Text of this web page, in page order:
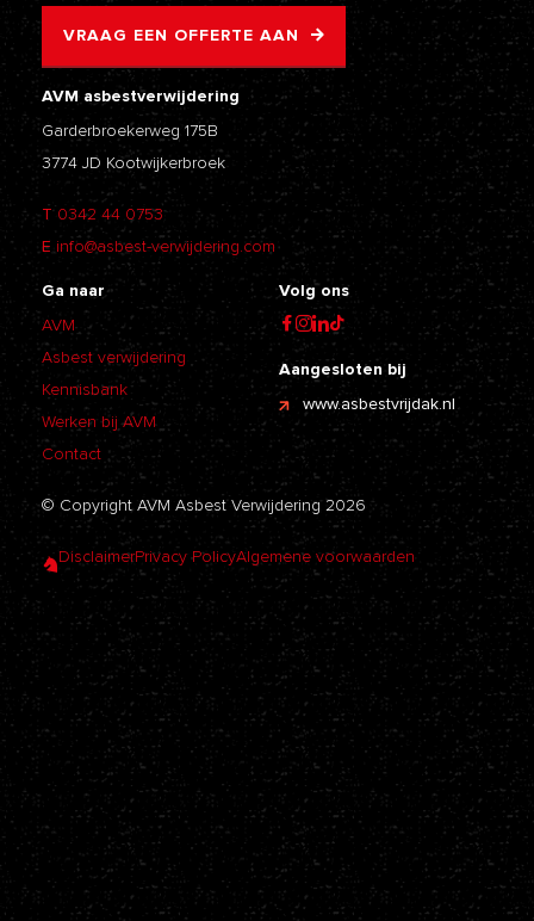
VRAAG EEN OFFERTE AAN
AVM asbestverwijdering
Garderbroekerweg 175B
3774 JD Kootwijkerbroek
T0342 44 0753
E info@asbest-verwijdering.com
Ga naar
AVM
Asbest verwijdering
Kennisbank
Werken bij AVM
Contact
Volg ons
Aangesloten bij
www.asbestvrijdak.nl
© Copyright AVM Asbest Verwijdering 2026
DisclaimerPrivacy PolicyAlgemene voorwaarden